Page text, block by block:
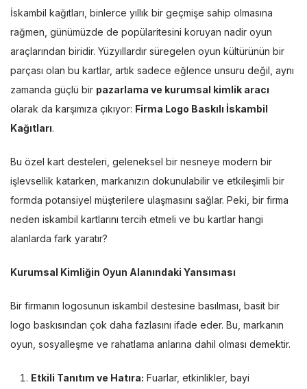
İskambil kağıtları, binlerce yıllık bir geçmişe sahip olmasına
rağmen, günümüzde de popülaritesini koruyan nadir oyun
araçlarından biridir. Yüzyıllardır süregelen oyun kültürünün bir
parçası olan bu kartlar, artık sadece eğlence unsuru değil, aynı
zamanda güçlü bir pazarlama ve kurumsal kimlik aracı
olarak da karşımıza çıkıyor: Firma Logo Baskılı İskambil
Kağıtları.
Bu özel kart desteleri, geleneksel bir nesneye modern bir
işlevsellik katarken, markanızın dokunulabilir ve etkileşimli bir
formda potansiyel müşterilere ulaşmasını sağlar. Peki, bir firma
neden iskambil kartlarını tercih etmeli ve bu kartlar hangi
alanlarda fark yaratır?
Kurumsal Kimliğin Oyun Alanındaki Yansıması
Bir firmanın logosunun iskambil destesine basılması, basit bir
logo baskısından çok daha fazlasını ifade eder. Bu, markanın
oyun, sosyalleşme ve rahatlama anlarına dahil olması demektir.
Etkili Tanıtım ve Hatıra: Fuarlar, etkinlikler, bayi